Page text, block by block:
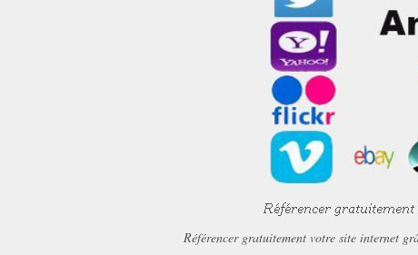
Référencer gratuitement votre site internet